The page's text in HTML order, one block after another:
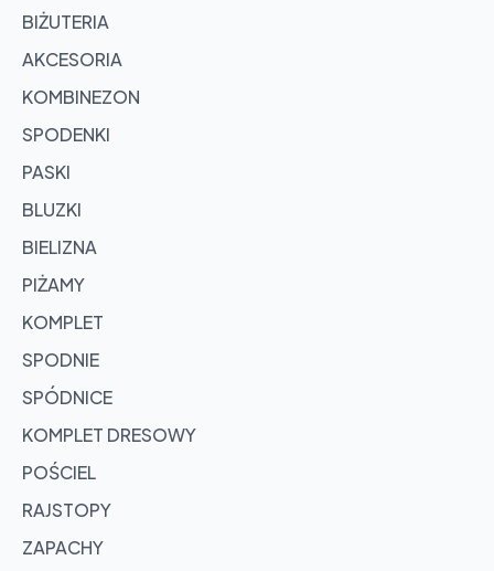
BIŻUTERIA
AKCESORIA
KOMBINEZON
SPODENKI
PASKI
BLUZKI
BIELIZNA
PIŻAMY
KOMPLET
SPODNIE
SPÓDNICE
KOMPLET DRESOWY
POŚCIEL
RAJSTOPY
ZAPACHY